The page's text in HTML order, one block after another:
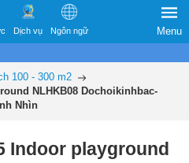
Dịch vụ Ngôn ngữ Menu
100 - 300 m2
NLHKB08 Dochoikinhbac-
Nhìn
Indoor playground